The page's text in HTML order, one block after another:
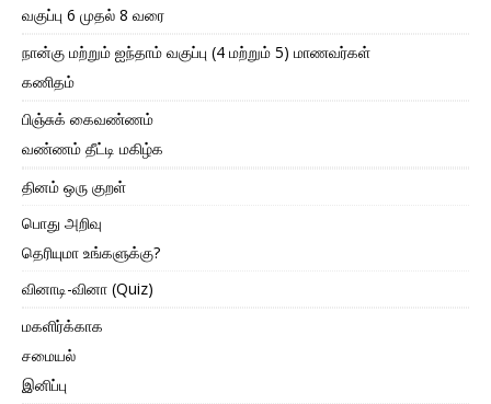
வகுப்பு 6 முதல் 8 வரை
நான்கு மற்றும் ஐந்தாம் வகுப்பு (4 மற்றும் 5) மாணவர்கள்
கணிதம்
பிஞ்சுக் கைவண்ணம்
வண்ணம் தீட்டி மகிழ்க
தினம் ஒரு குறள்
பொது அறிவு
தெரியுமா உங்களுக்கு?
வினாடி-வினா (Quiz)
மகளிர்க்காக
சமையல்
இனிப்பு